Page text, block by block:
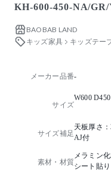
KH-600-450-NA/GR/
BAOBAB LAND
キッズ家具
キッズテー
メーカー品番-
サイズ
W600
サイズ補足
天板厚さ
AJ付
素材・材質
メラミン
シート貼